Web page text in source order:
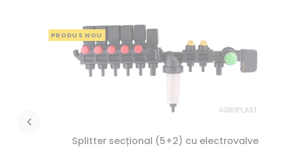
PRODUS NOU
Splitter secțional (5+2) cu electrovalve